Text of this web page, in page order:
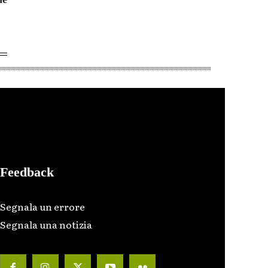
Feedback
Segnala un errore
Segnala una notizia